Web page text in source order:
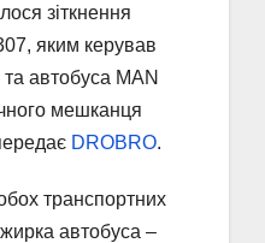
зіткнення
яким керував
та автобуса MAN
мешканця
DROBRO.
транспортних
автобуса –